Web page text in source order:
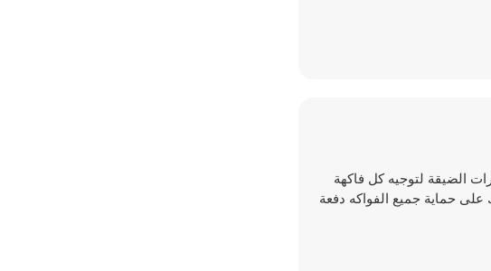
الضيقة لتوجيه كل فاكهة
حماية جميع الفواكه دفعة